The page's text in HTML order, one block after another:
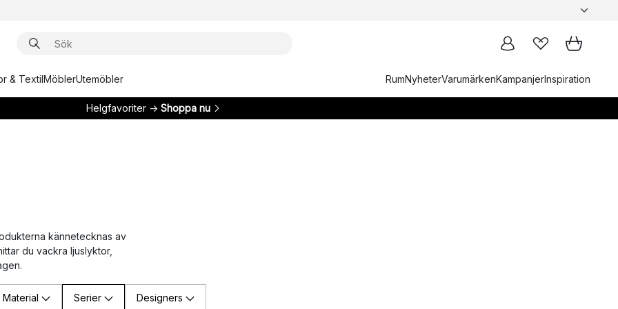
& TextilMöblerUtemöbler RumNyheterVarumärkenKampanjerInspiration
Helgfavoriter → Shoppa nu
kännetecknas av
du vackra ljuslyktor,
Material Serier Designers